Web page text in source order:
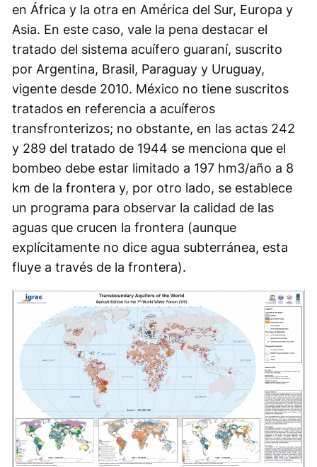
en África y la otra en América del Sur, Europa y
Asia. En este caso, vale la pena destacar el
tratado del sistema acuífero guaraní, suscrito
por Argentina, Brasil, Paraguay y Uruguay,
vigente desde 2010. México no tiene suscritos
tratados en referencia a acuíferos
transfronterizos; no obstante, en las actas 242
y 289 del tratado de 1944 se menciona que el
bombeo debe estar limitado a 197 hm3/año a 8
km de la frontera y, por otro lado, se establece
un programa para observar la calidad de las
aguas que crucen la frontera (aunque
explícitamente no dice agua subterránea, esta
fluye a través de la frontera).